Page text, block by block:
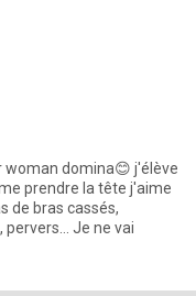
woman domina😊 j'élève
prendre la tête j'aime
de bras cassés,
pervers… Je ne vai